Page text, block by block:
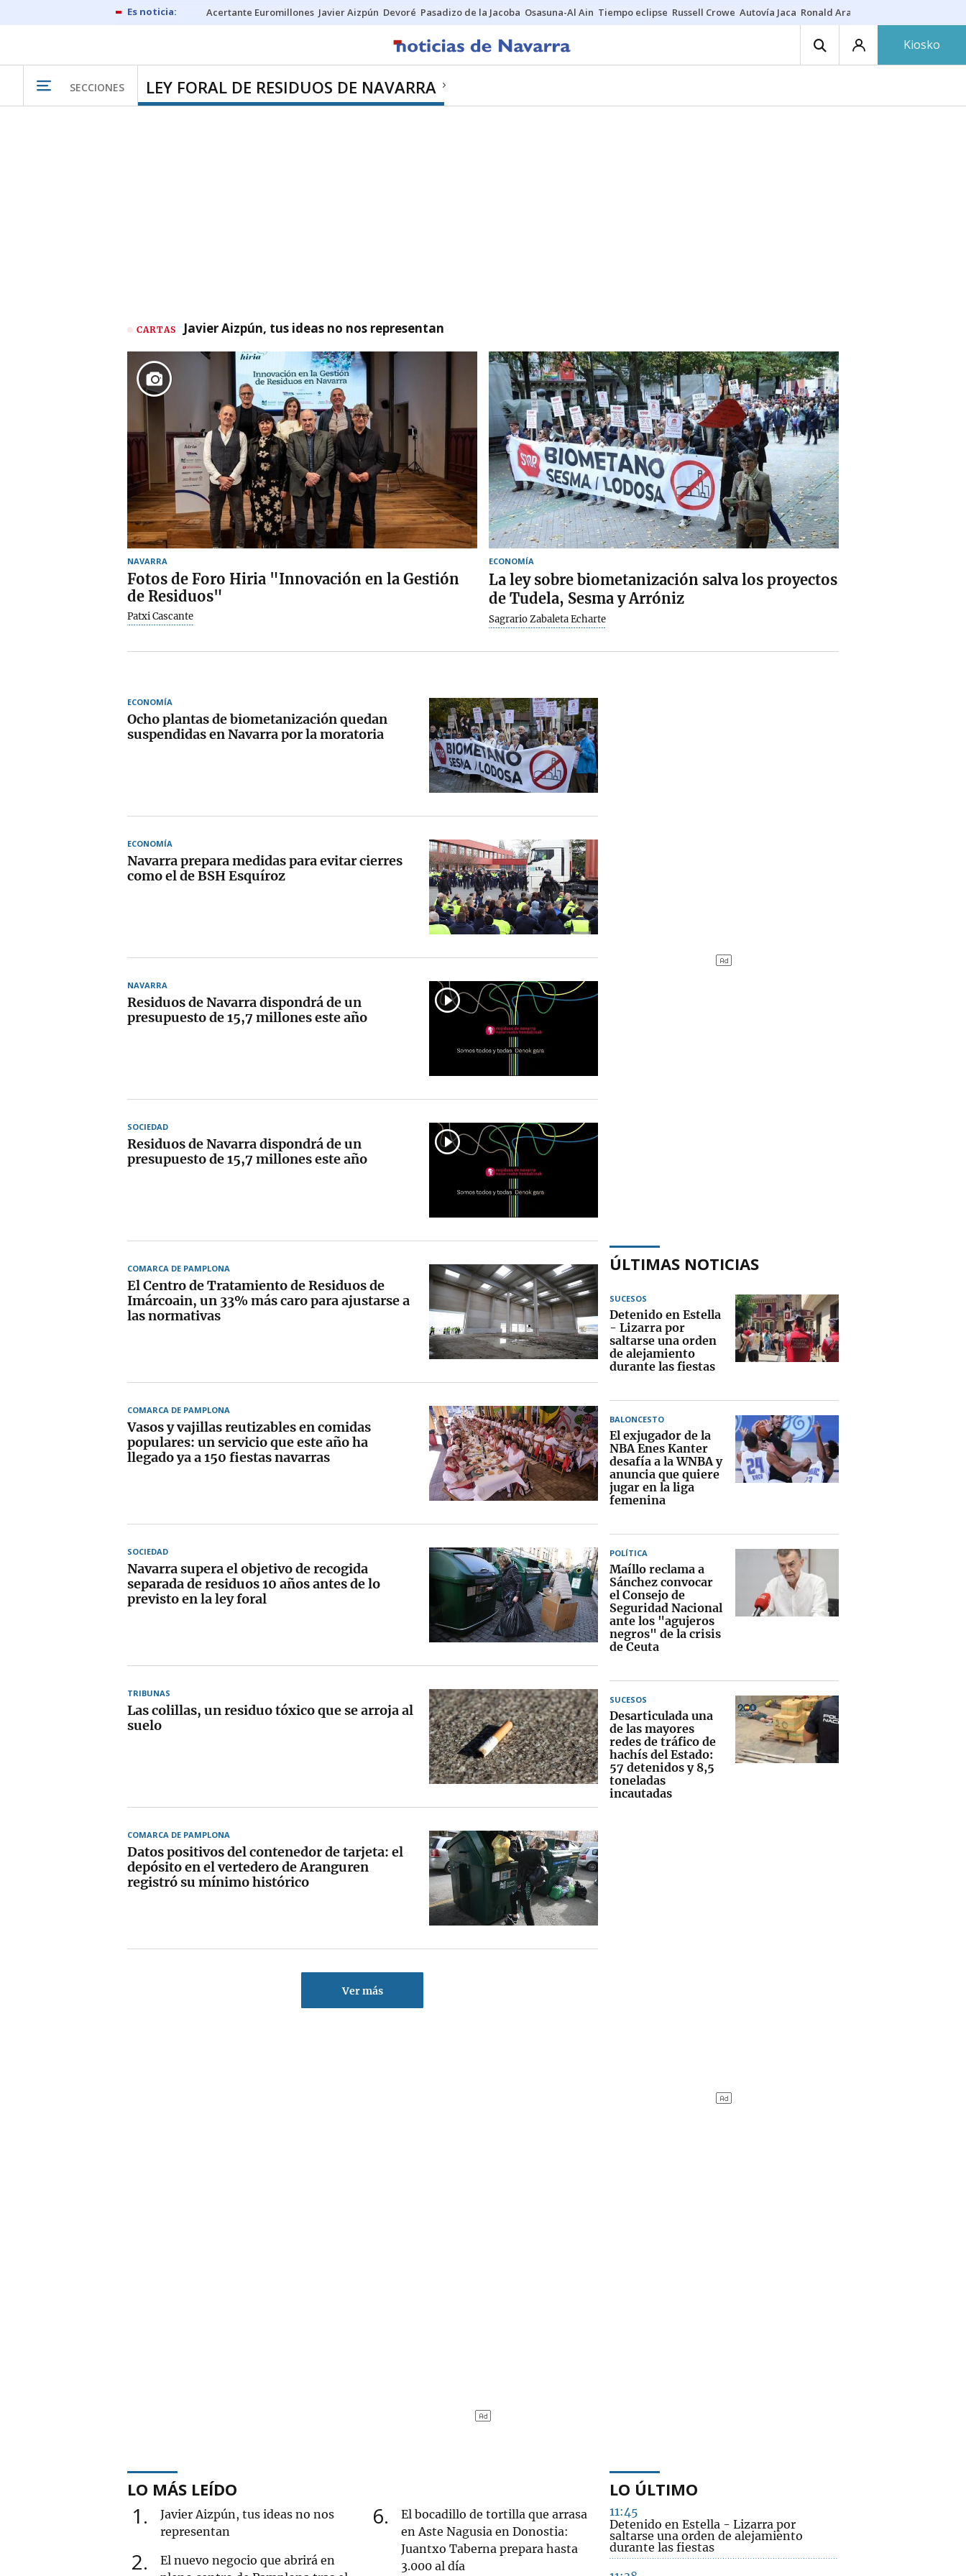
Acertante Euromillones Javier Aizpún Devoré Pasadizo de la Jacoba Osasuna-Al Ain Tiempo eclipse Russell Crowe Autovía Jaca Ronald Araújo
Kiosko
SECCIONES LEY FORAL DE RESIDUOS DE NAVARRA
CARTAS Javier Aizpún, tus ideas no nos representan
NAVARRA
Fotos de Foro Hiria "Innovación en la Gestión
de Residuos"
Patxi Cascante
ECONOMÍA
La ley sobre biometanización salva los proyectos
de Tudela, Sesma y Arróniz
Sagrario Zabaleta Echarte
ECONOMÍA
Ocho plantas de biometanización quedan
suspendidas en Navarra por la moratoria
ECONOMÍA
Navarra prepara medidas para evitar cierres
como el de BSH Esquíroz
NAVARRA
Residuos de Navarra dispondrá de un
presupuesto de 15,7 millones este año
SOCIEDAD
Residuos de Navarra dispondrá de un
presupuesto de 15,7 millones este año
COMARCA DE PAMPLONA
El Centro de Tratamiento de Residuos de
Imárcoain, un 33% más caro para ajustarse a
las normativas
COMARCA DE PAMPLONA
Vasos y vajillas reutizables en comidas
populares: un servicio que este año ha
llegado ya a 150 fiestas navarras
SOCIEDAD
Navarra supera el objetivo de recogida
separada de residuos 10 años antes de lo
previsto en la ley foral
TRIBUNAS
Las colillas, un residuo tóxico que se arroja al
suelo
COMARCA DE PAMPLONA
Datos positivos del contenedor de tarjeta: el
depósito en el vertedero de Aranguren
registró su mínimo histórico
Ver más
ÚLTIMAS NOTICIAS
SUCESOS
Detenido en Estella
- Lizarra por
saltarse una orden
de alejamiento
durante las fiestas
BALONCESTO
El exjugador de la
NBA Enes Kanter
desafía a la WNBA y
anuncia que quiere
jugar en la liga
femenina
POLÍTICA
Maíllo reclama a
Sánchez convocar
el Consejo de
Seguridad Nacional
ante los "agujeros
negros" de la crisis
de Ceuta
SUCESOS
Desarticulada una
de las mayores
redes de tráfico de
hachís del Estado:
57 detenidos y 8,5
toneladas
incautadas
LO MÁS LEÍDO
1
Javier Aizpún, tus ideas no nos
representan
2
El nuevo negocio que abrirá en
6
El bocadillo de tortilla que arrasa
en Aste Nagusia en Donostia:
Juantxo Taberna prepara hasta
3.000 al día
LO ÚLTIMO
11:45
Detenido en Estella - Lizarra por
saltarse una orden de alejamiento
durante las fiestas